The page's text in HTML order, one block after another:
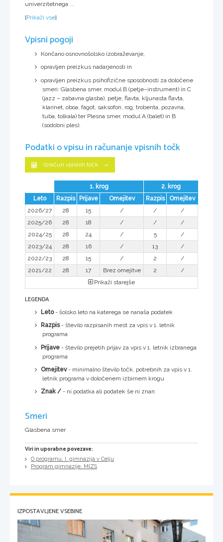
univerzitetnega ...
[Prikaži vse]
Vpisni pogoji
Končano osnovnošolsko izobraževanje,
opravljen preizkus nadarjenosti in
opravljen preizkus psihofizične sposobnosti za določene
smeri: Glasbena smer, modul B (petje–instrument) in C
(jazz – zabavna glasba), petje, flavta, kljunasta flavta,
klarinet, oboa, fagot, saksofon, rog, trobenta, pozavna,
tuba, tolkala) ter Plesna smer, modul A (balet) in B
(sodobni ples).
Podatki o vpisu in računanje vpisnih točk
Izračun vpisnih točk
1. krog
2. krog
Leto
Razpis Prijave Omejitev Razpis
Omejitev
2026/27
28 15 / /
/
2025/26
28 18 / /
/
2024/25
28 24 / 5
/
2023/24
28 16 / 13
/
2022/23
28 15 / 2
/
2021/22
28 17 Brez omejitve 2
/
Prikaži starejše
LEGENDA
Leto- šolsko leto na katerega se nanaša podatek
Razpis- število razpisanih mest za vpis v 1. letnik
programa
Prijave - število prejetih prijav za vpis v 1. letnik izbranega
programa
Omejitev- minimalno število točk, potrebnih za vpis v 1.
letnik programa v določenem izbirnem krogu
Znak / - ni podatka ali podatek še ni znan
Smeri
Glasbena smer
Viri in uporabne povezave:
O programu, I. gimnazija v Celju
Program gimnazije, MIZS
IZPOSTAVLJENE VSEBINE